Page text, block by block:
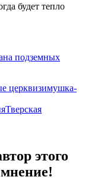
будет тепло
подземных
церквизимушка-
Тверская
этого